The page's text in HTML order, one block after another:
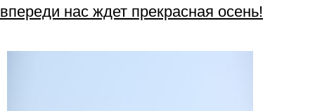
впереди нас ждет прекрасная осень!